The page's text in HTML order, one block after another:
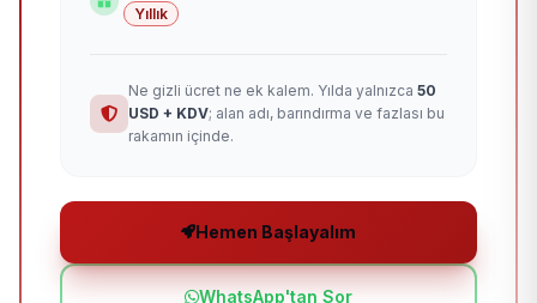
Yıllık
Ne gizli ücret ne ek kalem. Yılda yalnızca 50
USD + KDV; alan adı, barındırma ve fazlası bu
rakamın içinde.
Hemen Başlayalım
WhatsApp'tan Sor